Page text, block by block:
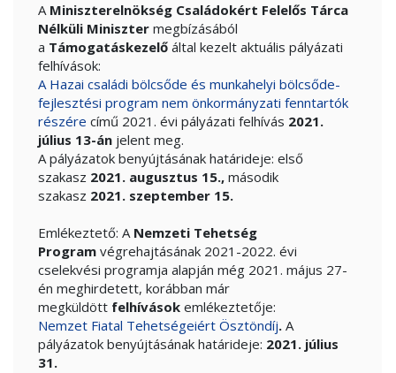
A Miniszterelnökség Családokért Felelős Tárca
Nélküli Miniszter megbízásából
a Támogatáskezelő által kezelt aktuális pályázati
felhívások:
A Hazai családi bölcsőde és munkahelyi bölcsőde-
fejlesztési program nem önkormányzati fenntartók
részére című 2021. évi pályázati felhívás 2021.
július 13-án jelent meg.
A pályázatok benyújtásának határideje: első
szakasz 2021. augusztus 15., második
szakasz 2021. szeptember 15.
Emlékeztető: A Nemzeti Tehetség
Program végrehajtásának 2021-2022. évi
cselekvési programja alapján még 2021. május 27-
én meghirdetett, korábban már
megküldött felhívások emlékeztetője:
Nemzet Fiatal Tehetségeiért Ösztöndíj. A
pályázatok benyújtásának határideje: 2021. július
31.